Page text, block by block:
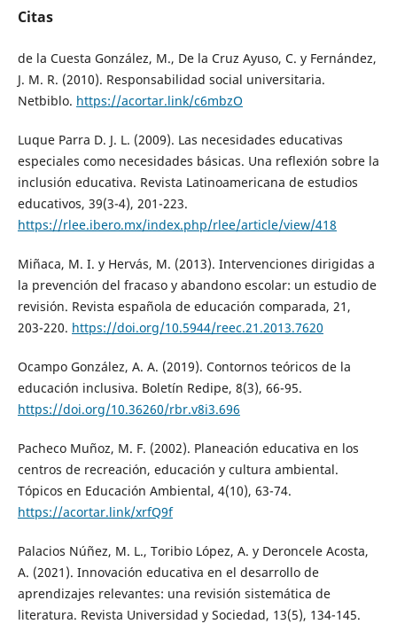
Citas
de la Cuesta González, M., De la Cruz Ayuso, C. y Fernández,
J. M. R. (2010). Responsabilidad social universitaria.
Netbiblo. https://acortar.link/c6mbzO
Luque Parra D. J. L. (2009). Las necesidades educativas
especiales como necesidades básicas. Una reflexión sobre la
inclusión educativa. Revista Latinoamericana de estudios
educativos, 39(3-4), 201-223.
https://rlee.ibero.mx/index.php/rlee/article/view/418
Miñaca, M. I. y Hervás, M. (2013). Intervenciones dirigidas a
la prevención del fracaso y abandono escolar: un estudio de
revisión. Revista española de educación comparada, 21,
203-220. https://doi.org/10.5944/reec.21.2013.7620
Ocampo González, A. A. (2019). Contornos teóricos de la
educación inclusiva. Boletín Redipe, 8(3), 66-95.
https://doi.org/10.36260/rbr.v8i3.696
Pacheco Muñoz, M. F. (2002). Planeación educativa en los
centros de recreación, educación y cultura ambiental.
Tópicos en Educación Ambiental, 4(10), 63-74.
https://acortar.link/xrfQ9f
Palacios Núñez, M. L., Toribio López, A. y Deroncele Acosta,
A. (2021). Innovación educativa en el desarrollo de
aprendizajes relevantes: una revisión sistemática de
literatura. Revista Universidad y Sociedad, 13(5), 134-145.